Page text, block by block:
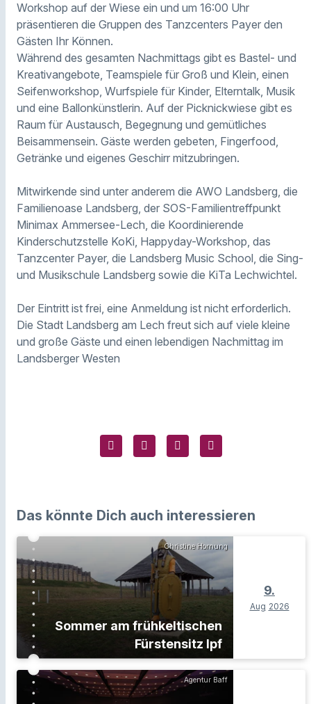
Workshop auf der Wiese ein und um 16:00 Uhr
präsentieren die Gruppen des Tanzcenters Payer den
Gästen Ihr Können.
Während des gesamten Nachmittags gibt es Bastel- und
Kreativangebote, Teamspiele für Groß und Klein, einen
Seifenworkshop, Wurfspiele für Kinder, Elterntalk, Musik
und eine Ballonkünstlerin. Auf der Picknickwiese gibt es
Raum für Austausch, Begegnung und gemütliches
Beisammensein. Gäste werden gebeten, Fingerfood,
Getränke und eigenes Geschirr mitzubringen.
Mitwirkende sind unter anderem die AWO Landsberg, die
Familienoase Landsberg, der SOS-Familientreffpunkt
Minimax Ammersee-Lech, die Koordinierende
Kinderschutzstelle KoKi, Happyday-Workshop, das
Tanzcenter Payer, die Landsberg Music School, die Sing-
und Musikschule Landsberg sowie die KiTa Lechwichtel.
Der Eintritt ist frei, eine Anmeldung ist nicht erforderlich.
Die Stadt Landsberg am Lech freut sich auf viele kleine
und große Gäste und einen lebendigen Nachmittag im
Landsberger Westen
Das könnte Dich auch interessieren
Christine Hornung
Sommer am frühkeltischen
Fürstensitz Ipf
9.
Aug 2026
Agentur Baff